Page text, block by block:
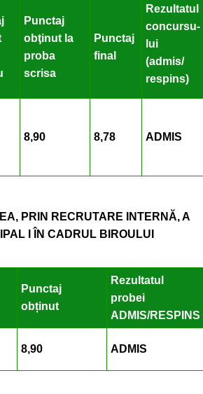
Punctaj
obţinut la
proba
scrisa
Punctaj
final
Rezultatul
concursu-
lui
(admis/
respins)
8,90 8,78 ADMIS
, PRIN RECRUTARE INTERNĂ, A
I ÎN CADRUL BIROULUI
Punctaj
obținut
Rezultatul
probei
ADMIS/RESPINS
8,90 ADMIS